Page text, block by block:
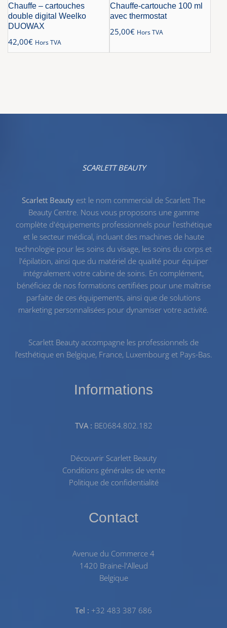
Chauffe – cartouches
double digital Weelko
DUOWAX
42,00€ Hors TVA
Chauffe-cartouche 100 ml
avec thermostat
25,00€ Hors TVA
SCARLETT BEAUTY
Scarlett Beauty est le nom commercial de Scarlett The
Beauty Centre. Nous vous proposons une gamme
complète d'équipements professionnels pour l'esthétique
et le secteur médical, incluant des machines de haute
technologie pour les soins du visage, les soins du corps et
l'épilation, ainsi que du matériel de qualitépour équiper
intégralement votre cabine de soins. En complément,
bénéficiez de nos formations certifiéespour une maîtrise
parfaite de ces équipements, ainsi que de solutions
marketing personnalisées pour dynamiser votre activité.
Scarlett Beauty accompagne les professionnels de
l’esthétique en Belgique, France, Luxembourg et Pays-Bas.
Informations
TVA : BE0684.802.182
Découvrir Scarlett Beauty
Conditions générales de vente
Politique de confidentialité
Contact
Avenue du Commerce 4
1420 Braine-l'Alleud
Belgique
Tel : +32 483 387 686